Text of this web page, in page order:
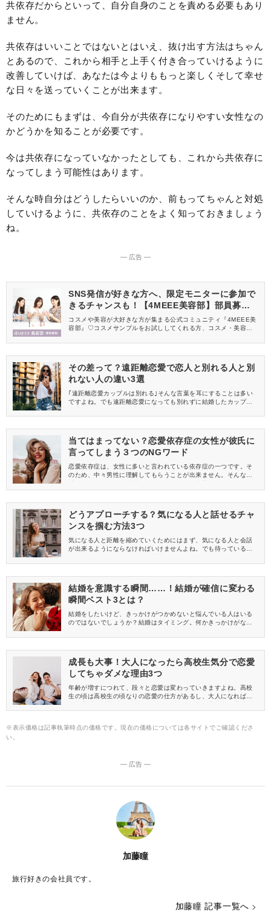
共依存だからといって、自分自身のことを責める必要もあり
ません。
共依存はいいことではないとはいえ、抜け出す方法はちゃん
とあるので、これから相手と上手く付き合っていけるように
改善していけば、あなたは今よりももっと楽しくそして幸せ
な日々を送っていくことが出来ます。
そのためにもまずは、今自分が共依存になりやすい女性なの
かどうかを知ることが必要です。
今は共依存になっていなかったとしても、これから共依存に
なってしまう可能性はあります。
そんな時自分はどうしたらいいのか、前もってちゃんと対処
していけるように、共依存のことをよく知っておきましょう
ね。
― 広告 ―
SNS発信が好きな方へ、限定モニターに参加で
きるチャンスも！【4MEEE美容部】部員募集
中
コスメや美容が大好きな方が集まる公式コミュニティ『4MEEE美
容部』♡コスメサンプルをお試ししてくれる方、コスメ・美容情報
その差って？遠距離恋愛で恋人と別れる人と別
れない人の違い3選
｢遠距離恋愛カップルは別れる｣そんな言葉を耳にすることは多い
ですよね。でも遠距離恋愛になっても別れずに結婚したカップル
う人は何が違うのでしょうか。今回は、その違いについて紹介し
当てはまってない？恋愛依存症の女性が彼氏に
言ってしまう３つのNGワード
恋愛依存症は、女性に多いと言われている依存症の一つです。そ
のため、中々男性に理解してもらうことが出来ません。そんな恋
れはどんな言葉なのでしょうか。今回は、恋愛依存症の女性が彼
どうアプローチする？気になる人と話せるチャ
ンスを掴む方法3つ
気になる人と距離を縮めていくためにはまず、気になる人と会話
が出来るようにならなければいけませんよね。でも待っているだ
回は、気になる人と話せるチャンスを掴む方法について紹介しま
結婚を意識する瞬間……！結婚が確信に変わる
瞬間ベスト3とは？
結婚をしたいけど、きっかけがつかめないと悩んでいる人はいる
のではないでしょうか？結婚はタイミング。何かきっかけがない
瞬間をベスト３でご紹介♪ 結婚を意識しにくい人は必見ですよ！
成長も大事！大人になったら高校生気分で恋愛
してちゃダメな理由3つ
年齢が増すにつれて、段々と恋愛は変わっていきますよね。高校
生の頃は高校生の頃なりの恋愛の仕方があるし、大人になれば大
まま止まっていると大人の恋愛に悪影響が出てしまうのです。今
※表示価格は記事執筆時点の価格です。現在の価格については各サイトでご確認くださ
い。
― 広告 ―
加藤瞳
旅行好きの会社員です。
加藤瞳 記事一覧へ